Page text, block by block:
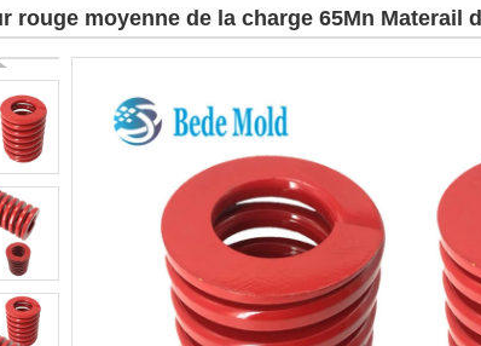
rouge moyenne de la charge 65Mn